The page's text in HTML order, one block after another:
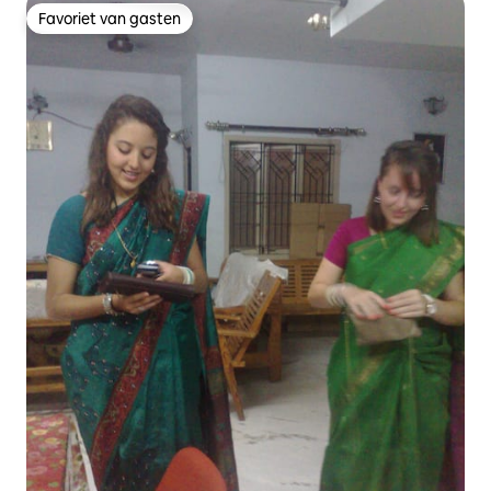
Favoriet van gasten
Favoriet van gasten